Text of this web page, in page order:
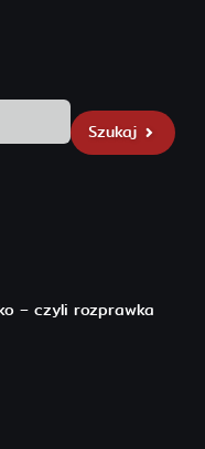
Szukaj
Szukaj
– czyli rozprawka